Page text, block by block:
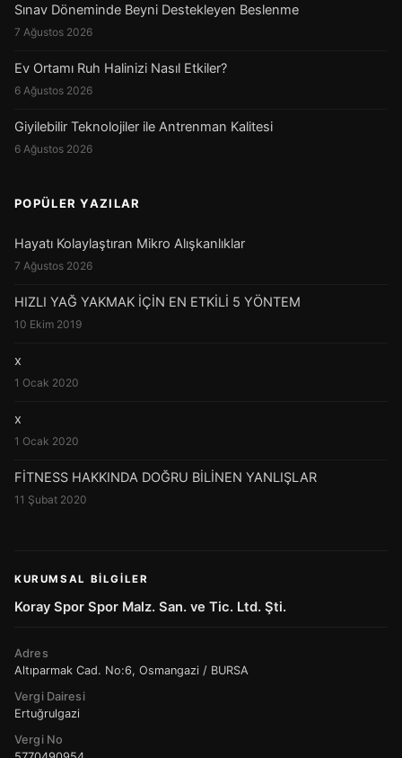
Sınav Döneminde Beyni Destekleyen Beslenme
7 Ağustos 2026
Ev Ortamı Ruh Halinizi Nasıl Etkiler?
6 Ağustos 2026
Giyilebilir Teknolojiler ile Antrenman Kalitesi
6 Ağustos 2026
POPÜLER YAZILAR
Hayatı Kolaylaştıran Mikro Alışkanlıklar
7 Ağustos 2026
HIZLI YAĞ YAKMAK İÇİN EN ETKİLİ 5 YÖNTEM
10 Ekim 2019
x
1 Ocak 2020
x
1 Ocak 2020
FİTNESS HAKKINDA DOĞRU BİLİNEN YANLIŞLAR
11 Şubat 2020
KURUMSAL BILGILER
Koray Spor Spor Malz. San. ve Tic. Ltd. Şti.
Adres
Altıparmak Cad. No:6, Osmangazi / BURSA
Vergi Dairesi
Ertuğrulgazi
Vergi No